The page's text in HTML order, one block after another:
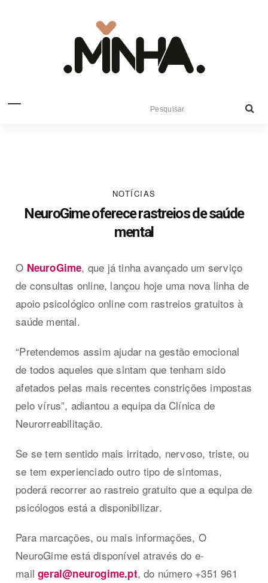
NOTÍCIAS
NeuroGime oferece rastreios de saúde
mental
O NeuroGime, que já tinha avançado um serviço
de consultas online, lançou hoje uma nova linha de
apoio psicológico online com rastreios gratuitos à
saúde mental.
“Pretendemos assim ajudar na gestão emocional
de todos aqueles que sintam que tenham sido
afetados pelas mais recentes constrições impostas
pelo vírus”, adiantou a equipa da Clínica de
Neurorreabilitação.
Se se tem sentido mais irritado, nervoso, triste, ou
se tem experienciado outro tipo de sintomas,
poderá recorrer ao rastreio gratuito que a equipa de
psicólogos estáa disponibilizar.
Para marcações, ou mais informações, O
NeuroGime está disponível através do e-
mailgeral@neurogime.pt, do número +351 961